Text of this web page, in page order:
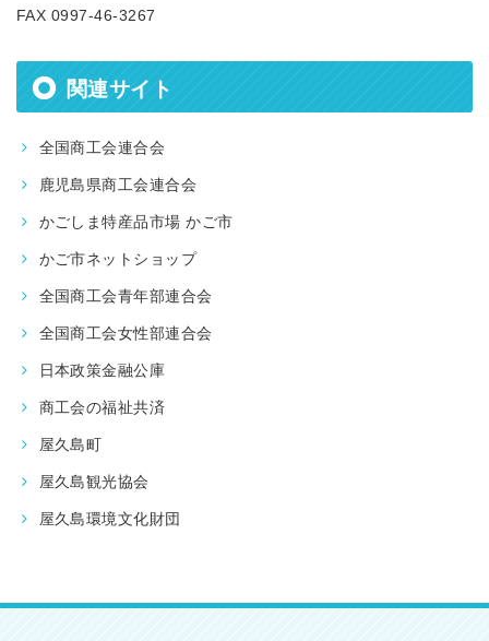
FAX 0997-46-3267
関連サイト
全国商工会連合会
鹿児島県商工会連合会
かごしま特産品市場 かご市
かご市ネットショップ
全国商工会青年部連合会
全国商工会女性部連合会
日本政策金融公庫
商工会の福祉共済
屋久島町
屋久島観光協会
屋久島環境文化財団